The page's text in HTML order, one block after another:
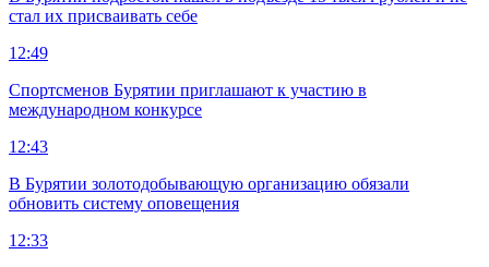
стал их присваивать себе
12:49
Спортсменов Бурятии приглашают к участию в
международном конкурсе
12:43
В Бурятии золотодобывающую организацию обязали
обновить систему оповещения
12:33